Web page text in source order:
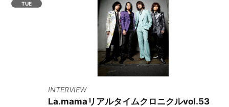
TUE
INTERVIEW
La.mamaリアルタイムクロニクルvol.53